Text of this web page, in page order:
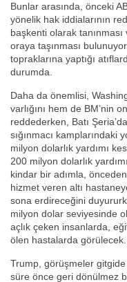
Bunlar arasında, önceki
yönelik hak iddialarının
başkenti olarak tanınması
oraya taşınması
topraklarına yaptığı
durumda.
Daha da önemlisi,
varlığını hem de BM’nin
reddederken, Batı
sığınmacı kamplarındaki
milyon dolarlık yardımı
200 milyon dolarlık
kindar bir adımla,
hizmet veren altı
sona erdireceğini
milyon dolar seviyesinde
açlık çeken insanlarda,
ölen hastalarda görülecek.
Trump, görüşmeler gitgide
süre önce geri dönülmez